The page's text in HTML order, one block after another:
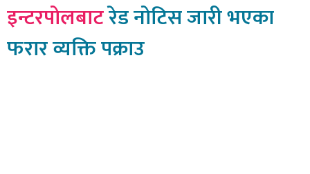
इन्टरपोलबाटरेड नोटिस जारी भएका
फरार व्यक्ति पक्राउ